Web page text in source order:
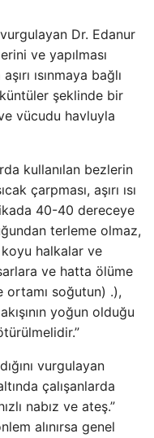
Dr. Edanur
ve yapılması
ısınmaya bağlı
şeklinde bir
vücudu havluyla
kullanılan bezlerin
çarpması, aşırı ısı
40-40 dereceye
terleme olmaz,
koyu halkalar ve
ve hatta ölüme
ortamı soğutun) .),
yoğun olduğu
vurgulayan
çalışanlarda
nabız ve ateş.”
alınırsa genel